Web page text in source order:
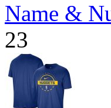
Name &
23